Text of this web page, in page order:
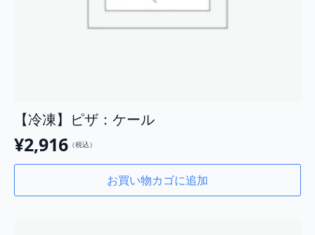
【冷凍】ピザ：ケール
¥2,916 （税込）
お買い物カゴに追加